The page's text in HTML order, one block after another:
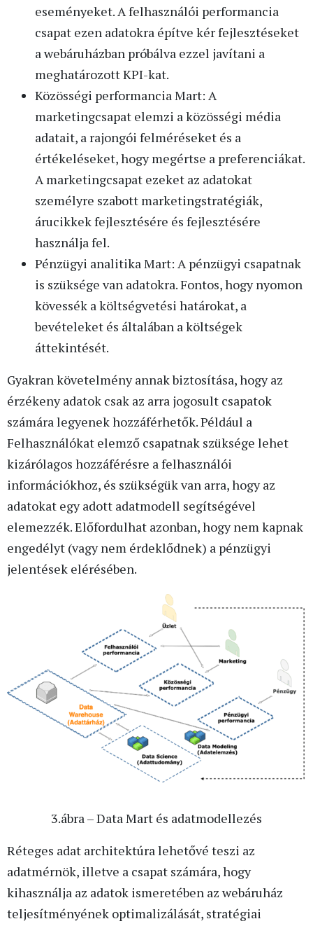
eseményeket. A felhasználói performancia
csapat ezen adatokra építve kér fejlesztéseket
a webáruházban próbálva ezzel javítani a
meghatározott KPI-kat.
Közösségi performancia Mart: A
marketingcsapat elemzi a közösségi média
adatait, a rajongói felméréseket és a
értékeléseket, hogy megértse a preferenciákat.
A marketingcsapat ezeket az adatokat
személyre szabott marketingstratégiák,
árucikkek fejlesztésére és fejlesztésére
használja fel.
Pénzügyi analitika Mart: A pénzügyi csapatnak
is szüksége van adatokra. Fontos, hogy nyomon
kövessék a költségvetési határokat, a
bevételeket és általában a költségek
áttekintését.
Gyakran követelmény annak biztosítása, hogy az
érzékeny adatok csak az arra jogosult csapatok
számára legyenek hozzáférhetők. Például a
Felhasználókat elemző csapatnak szüksége lehet
kizárólagos hozzáférésre a felhasználói
információkhoz, és szükségük van arra, hogy az
adatokat egy adott adatmodell segítségével
elemezzék. Előfordulhat azonban, hogy nem kapnak
engedélyt (vagy nem érdeklődnek) a pénzügyi
jelentések elérésében.
3.ábra – Data Mart és adatmodellezés
Réteges adat architektúra lehetővé teszi az
adatmérnök, illetve a csapat számára, hogy
kihasználja az adatok ismeretében az webáruház
teljesítményének optimalizálását, stratégiai